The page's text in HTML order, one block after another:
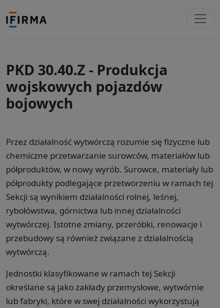
PKD 30.40.Z - Produkcja
wojskowych pojazdów
bojowych
Przez działalność wytwórczą rozumie się fizyczne lub
chemiczne przetwarzanie surowców, materiałów lub
półproduktów, w nowy wyrób. Surowce, materiały lub
półprodukty podlegające przetworzeniu w ramach tej
Sekcji są wynikiem działalności rolnej, leśnej,
rybołówstwa, górnictwa lub innej działalności
wytwórczej. Istotne zmiany, przeróbki, renowacje i
przebudowy są również związane z działalnością
wytwórczą.
Jednostki klasyfikowane w ramach tej Sekcji
określane są jako zakłady przemysłowe, wytwórnie
lub fabryki, które w swej działalności wykorzystują